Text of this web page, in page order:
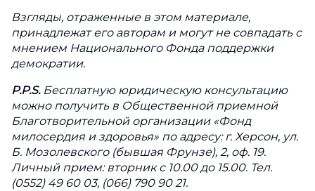
Взгляды, отраженные в этом материале,
принадлежат его авторам и могут не совпадать с
мнением Национального Фонда поддержки
демократии.
P.P.S.Бесплатную юридическую консультацию
можно получить в Общественной приемной
Благотворительной организации «Фонд
милосердия и здоровья» по адресу: г. Херсон, ул.
Б. Мозолевского (бывшая Фрунзе), 2, оф. 19.
Личный прием: вторник с 10.00 до 15.00. Тел.
(0552) 49 60 03, (066) 790 90 21.